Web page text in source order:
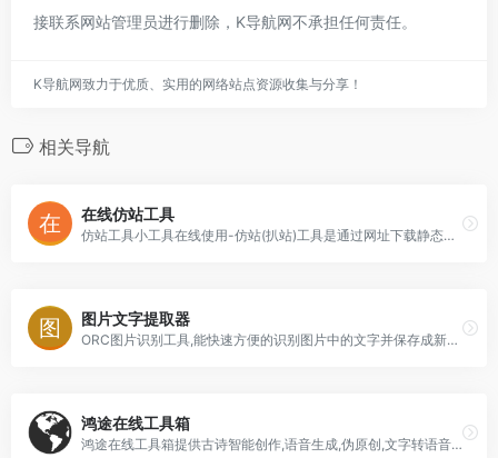
接联系网站管理员进行删除，K导航网不承担任何责任。
K导航网致力于优质、实用的网络站点资源收集与分享！
相关导航
在线仿站工具
仿站工具小工具在线使用-仿站(扒站)工具是通过网址下载静态网页的工具。从输入的网址下载html代码,提取出JS、Css、Image、等静态文件
图片文字提取器
ORC图片识别工具,能快速方便的识别图片中的文字并保存成新的文本文件,简单、高效;一键操作,快速、方便。 OCR图片文字识别,支持图片转中文汉字识别，可以把图片中文字转文本文件及多种语言。
鸿途在线工具箱
鸿途在线工具箱提供古诗智能创作,语音生成,伪原创,文字转语音,文字转视频,JavaScript/PHP/Python混淆加密,HTML/CSS/JSON格式化,